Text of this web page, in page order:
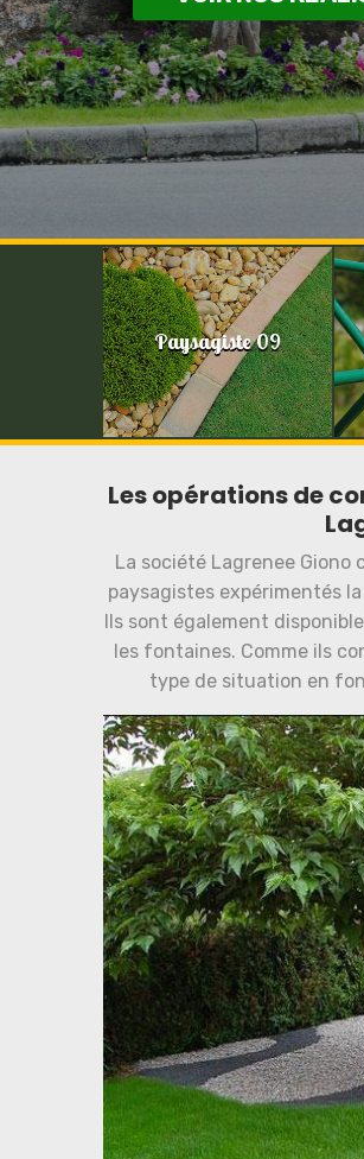
Paysagiste 09
Les opérations de
La société Lagrenee
paysagistes expérimentés
Ils sont également
les fontaines. Comme ils
type de situation en